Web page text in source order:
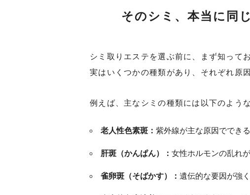
そのシミ、本当に同
シミ取りエステを選ぶ前に、まず知って
実はいくつかの種類があり、それぞれ原
例えば、主なシミの種類には以下のよう
老人性色素斑： 紫外線が主な原因ででき
肝斑（かんぱん）： 女性ホルモンの乱れ
雀卵斑（そばかす）： 遺伝的な要因が強